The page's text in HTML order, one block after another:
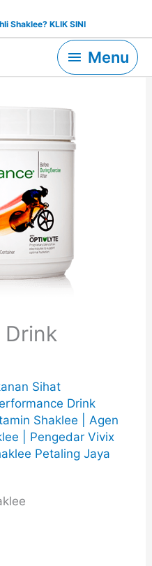
Shaklee? KLIK SINI
MenuMenu
Drink
Sihat
Drink
Shaklee | Agen
| Pengedar Vivix
Petaling Jaya